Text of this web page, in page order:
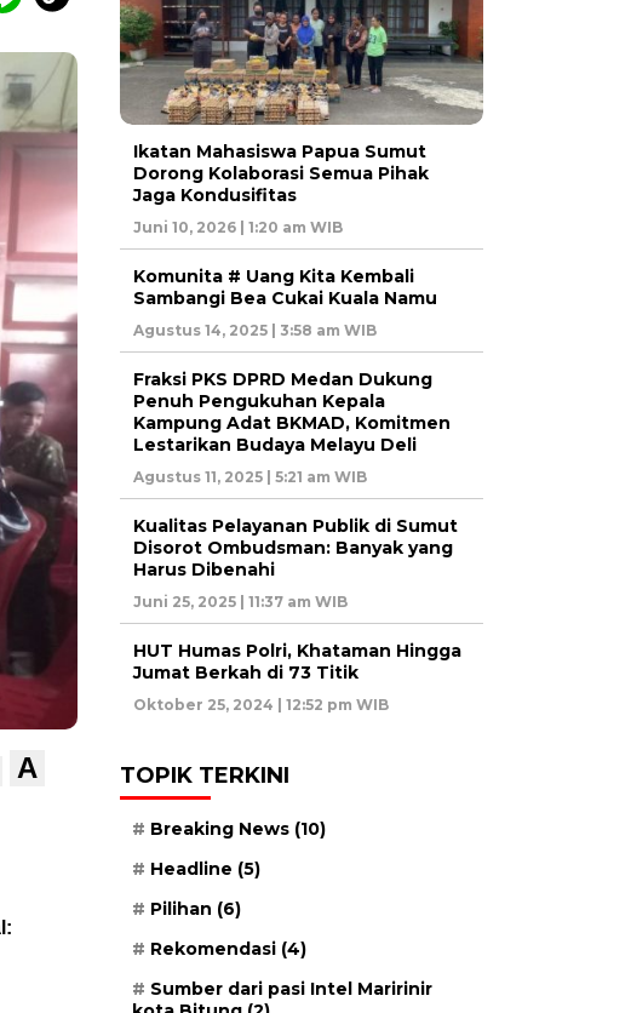
A
Ikatan Mahasiswa Papua Sumut
Dorong Kolaborasi Semua Pihak
Jaga Kondusifitas
Juni 10, 2026 | 1:20 am WIB
Komunita # Uang Kita Kembali
Sambangi Bea Cukai Kuala Namu
Agustus 14, 2025 | 3:58 am WIB
Fraksi PKS DPRD Medan Dukung
Penuh Pengukuhan Kepala
Kampung Adat BKMAD, Komitmen
Lestarikan Budaya Melayu Deli
Agustus 11, 2025 | 5:21 am WIB
Kualitas Pelayanan Publik di Sumut
Disorot Ombudsman: Banyak yang
Harus Dibenahi
Juni 25, 2025 | 11:37 am WIB
HUT Humas Polri, Khataman Hingga
Jumat Berkah di 73 Titik
Oktober 25, 2024 | 12:52 pm WIB
TOPIK TERKINI
Breaking News (10)
Headline (5)
Pilihan (6)
Rekomendasi (4)
Sumber dari pasi Intel Maririnir